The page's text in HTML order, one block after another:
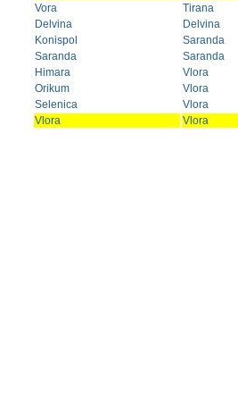
Vora
Tirana
Delvina
Delvina
Konispol
Saranda
Saranda
Saranda
Himara
Vlora
Orikum
Vlora
Selenica
Vlora
Vlora
Vlora